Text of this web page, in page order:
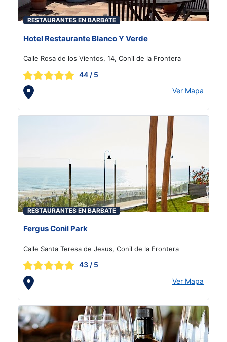
RESTAURANTES EN BARBATE
Hotel Restaurante Blanco Y Verde
Calle Rosa de los Vientos, 14, Conil de la Frontera
44 / 5
Ver Mapa
RESTAURANTES EN BARBATE
Fergus Conil Park
Calle Santa Teresa de Jesus, Conil de la Frontera
43 / 5
Ver Mapa